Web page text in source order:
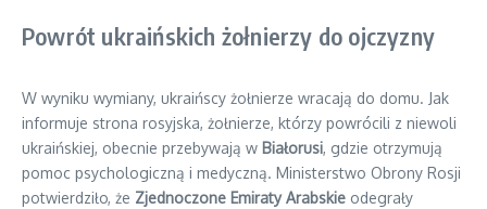
Powrót ukraińskich żołnierzy do ojczyzny
W wyniku wymiany, ukraińscy żołnierze wracają do domu. Jak
informuje strona rosyjska, żołnierze, którzy powrócili z niewoli
ukraińskiej, obecnie przebywają w Białorusi, gdzie otrzymują
pomoc psychologiczną i medyczną. Ministerstwo Obrony Rosji
potwierdziło, że Zjednoczone Emiraty Arabskie odegrały